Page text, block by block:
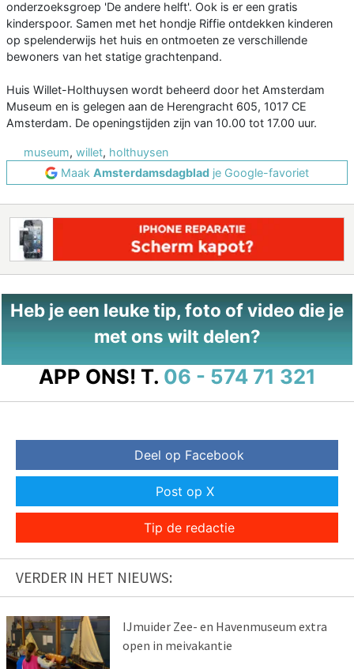
onderzoeksgroep 'De andere helft'. Ook is er een gratis
kinderspoor. Samen met het hondje Riffie ontdekken kinderen
op spelenderwijs het huis en ontmoeten ze verschillende
bewoners van het statige grachtenpand.
Huis Willet-Holthuysen wordt beheerd door het Amsterdam
Museum en is gelegen aan de Herengracht 605, 1017 CE
Amsterdam. De openingstijden zijn van 10.00 tot 17.00 uur.
museum, willet, holthuysen
Maak Amsterdamsdagblad je Google-favoriet
Heb je een leuke tip, foto of video die je
met ons wilt delen?
APP ONS! T. 06 - 574 71 321
Deel op Facebook
Post op X
Tip de redactie
VERDER IN HET NIEUWS:
IJmuider Zee- en Havenmuseum extra
open in meivakantie